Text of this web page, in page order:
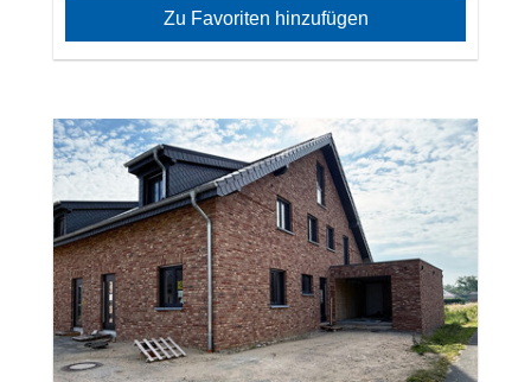
Zu Favoriten hinzufügen